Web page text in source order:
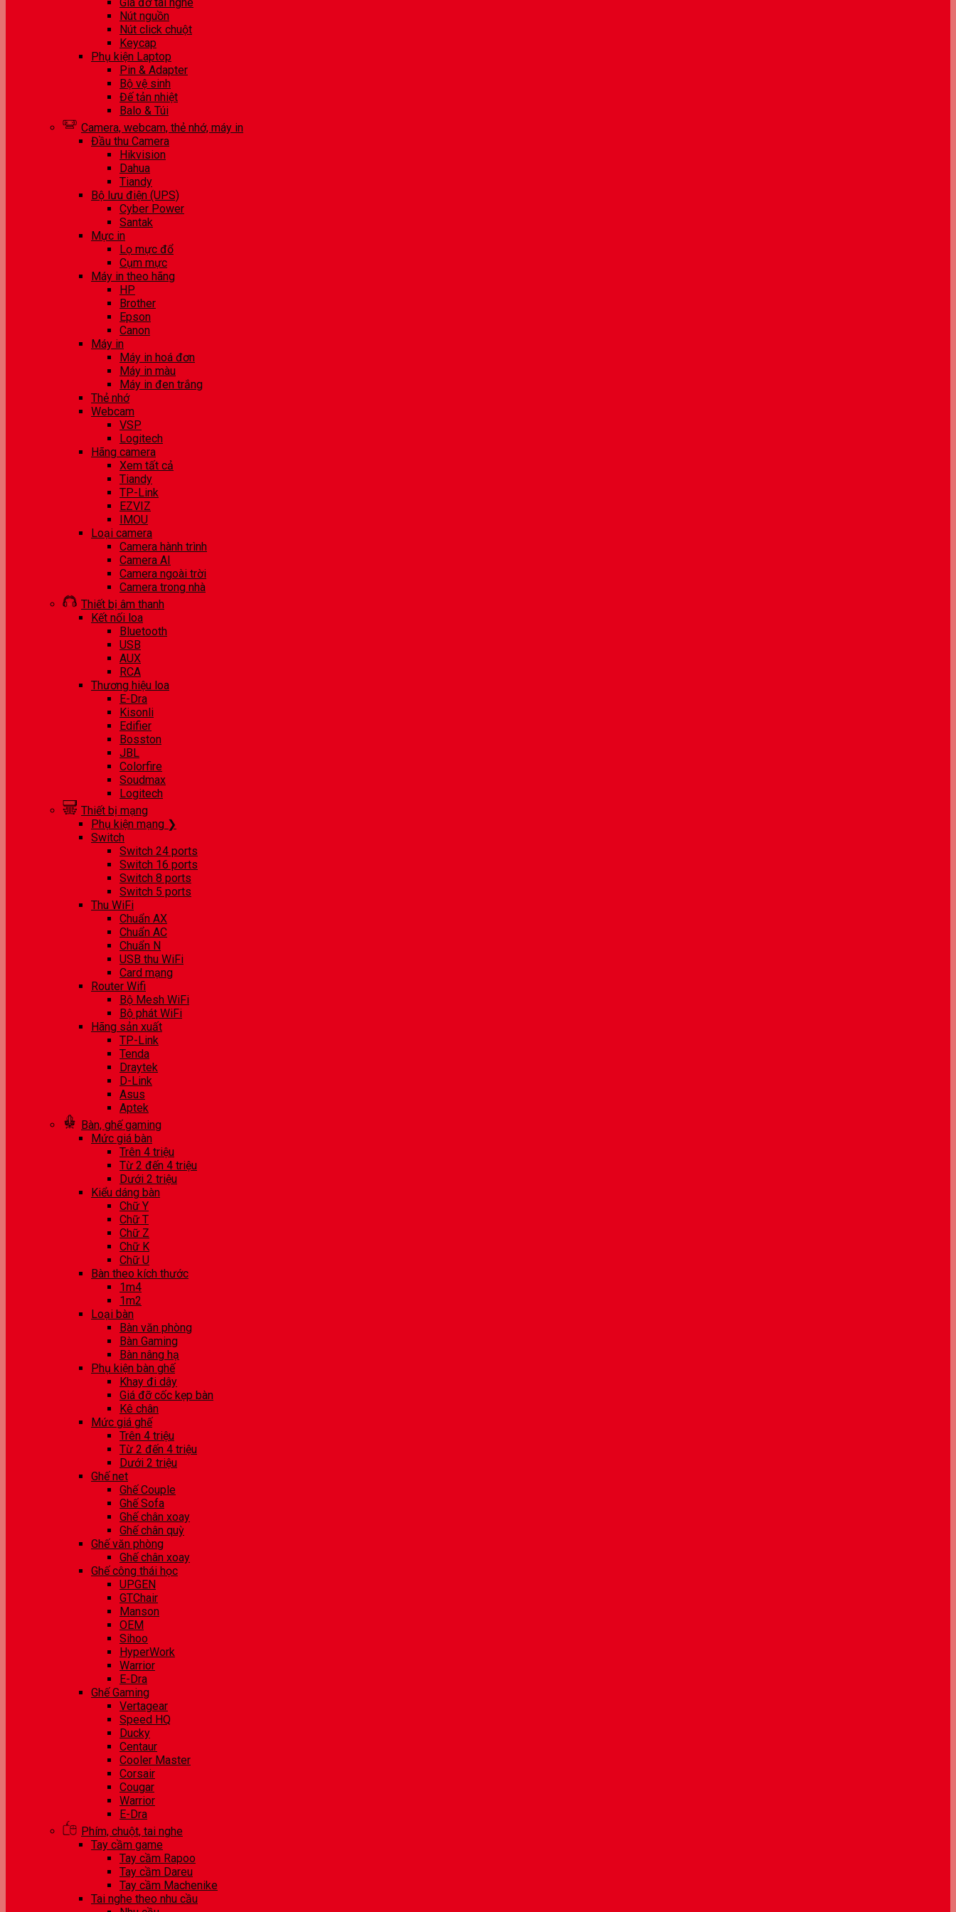
Nút nguồn
Nút click chuột
Keycap
Phụ kiện Laptop
Pin & Adapter
Bộ vệ sinh
Đế tản nhiệt
Balo & Túi
Camera, webcam, thẻ nhớ, máy in
Đầu thu Camera
Hikvision
Dahua
Tiandy
Bộ lưu điện (UPS)
Cyber Power
Santak
Mực in
Lọ mực đổ
Cụm mực
Máy in theo hãng
HP
Brother
Epson
Canon
Máy in
Máy in hoá đơn
Máy in màu
Máy in đen trắng
Thẻ nhớ
Webcam
VSP
Logitech
Hãng camera
Xem tất cả
Tiandy
TP-Link
EZVIZ
IMOU
Loại camera
Camera hành trình
Camera AI
Camera ngoài trời
Camera trong nhà
Thiết bị âm thanh
Kết nối loa
Bluetooth
USB
AUX
RCA
Thương hiệu loa
E-Dra
Kisonli
Edifier
Bosston
JBL
Colorfire
Soudmax
Logitech
Thiết bị mạng
Phụ kiện mạng ❯
Switch
Switch 24 ports
Switch 16 ports
Switch 8 ports
Switch 5 ports
Thu WiFi
Chuẩn AX
Chuẩn AC
Chuẩn N
USB thu WiFi
Card mạng
Router Wifi
Bộ Mesh WiFi
Bộ phát WiFi
Hãng sản xuất
TP-Link
Tenda
Draytek
D-Link
Asus
Aptek
Bàn, ghế gaming
Mức giá bàn
Trên 4 triệu
Từ 2 đến 4 triệu
Dưới 2 triệu
Kiểu dáng bàn
Chữ Y
Chữ T
Chữ Z
Chữ K
Chữ U
Bàn theo kích thước
1m4
1m2
Loại bàn
Bàn văn phòng
Bàn Gaming
Bàn nâng hạ
Phụ kiện bàn ghế
Khay đi dây
Giá đỡ cốc kẹp bàn
Kê chân
Mức giá ghế
Trên 4 triệu
Từ 2 đến 4 triệu
Dưới 2 triệu
Ghế net
Ghế Couple
Ghế Sofa
Ghế chân xoay
Ghế chân quỳ
Ghế văn phòng
Ghế chân xoay
Ghế công thái học
UPGEN
GTChair
Manson
OEM
Sihoo
HyperWork
Warrior
E-Dra
Ghế Gaming
Vertagear
Speed HQ
Ducky
Centaur
Cooler Master
Corsair
Cougar
Warrior
E-Dra
Phím, chuột, tai nghe
Tay cầm game
Tay cầm Rapoo
Tay cầm Dareu
Tay cầm Machenike
Tai nghe theo nhu cầu